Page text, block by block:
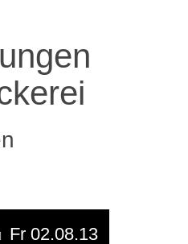
Fr 02.08.13